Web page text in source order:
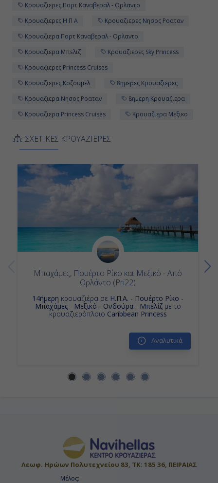
Κρουαζιερες Πορτ Καναβεραλ - Ορλαντο
Κρουαζιερες Η Π Α
Κρουαζιερες Νησος Ροαταν
Κρουαζιερα Πορτ Καναβεραλ - Ορλαντο
Κρουαζιερα Μπελιζ
Κρουαζιερες Sky Princess
Κρουαζιερες Princess Cruises
Κρουαζιερες Κοζουμελ
8ημερες Κρουαζιερες
Κρουαζιερα Νησος Ροαταν
8ημερη Κρουαζιερα
Κρουαζιερα Princess Cruises
Κρουαζιερα Μεξικο
ΣΧΕΤΙΚΕΣ ΚΡΟΥΑΖΙΕΡΕΣ
Μπαχάμες, Πουέρτο Ρίκο και Μεξικό - Από
Ορλάντο (Pri22)
14ήμερη κρουαζιέρα σε Η.Π.Α. - Πουέρτο Ρίκο -
Μπαχάμες - Μεξικό - Ονδούρα - Μπελίζμε το
κρουαζιερόπλοιο Caribbean Princess
Αναλυτικά
Λεωφ. Ηρώων Πολυτεχνείου 83, ΤΚ: 185 36, ΠΕΙΡΑΙΑΣ
Μέλος: